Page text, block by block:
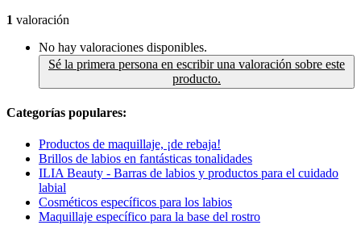
1 valoración
No hay valoraciones disponibles.
Sé la primera persona en escribir una valoración sobre este
producto.
Categorías populares:
Productos de maquillaje, ¡de rebaja!
Brillos de labios en fantásticas tonalidades
ILIA Beauty - Barras de labios y productos para el cuidado
labial
Cosméticos específicos para los labios
Maquillaje específico para la base del rostro